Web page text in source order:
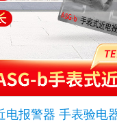
电报警器 手表验电